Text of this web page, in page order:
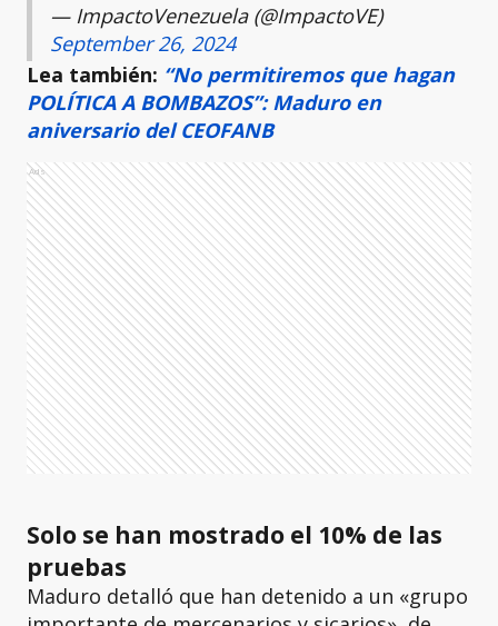
— ImpactoVenezuela (@ImpactoVE)
September 26, 2024
Lea también: “No permitiremos que hagan
POLÍTICA A BOMBAZOS”: Maduro en
aniversario del CEOFANB
Ads
Solo se han mostrado el 10% de las
pruebas
Maduro detalló que han detenido a un «grupo